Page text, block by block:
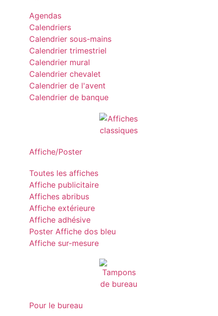
Agendas
Calendriers
Calendrier sous-mains
Calendrier trimestriel
Calendrier mural
Calendrier chevalet
Calendrier de l'avent
Calendrier de banque
Affiche/Poster
Toutes les affiches
Affiche publicitaire
Affiches abribus
Affiche extérieure
Affiche adhésive
Poster Affiche dos bleu
Affiche sur-mesure
Pour le bureau